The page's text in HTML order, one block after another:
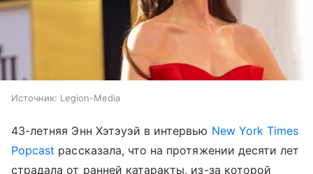
Источник: Legion-Media
43-летняя Энн Хэтэуэй в интервью New York Times
Popcast рассказала, что на протяжении десяти лет
страдала от ранней катаракты, из-за которой